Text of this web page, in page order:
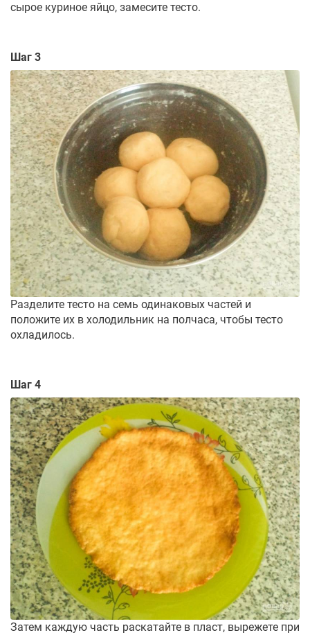
сырое куриное яйцо, замесите тесто.
Шаг 3
Разделите тесто на семь одинаковых частей и
положите их в холодильник на полчаса, чтобы тесто
охладилось.
Шаг 4
Затем каждую часть раскатайте в пласт, вырежете при